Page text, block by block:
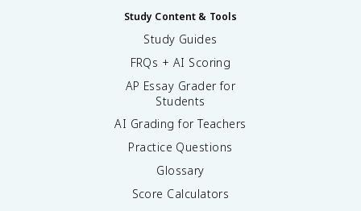
Study Content & Tools
Study Guides
FRQs + AI Scoring
AP Essay Grader for
Students
AI Grading for Teachers
Practice Questions
Glossary
Score Calculators